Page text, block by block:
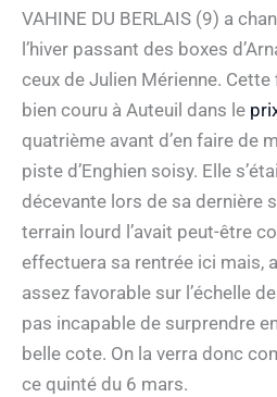
VAHINE DU BERLAIS (9) a
l’hiver passant des boxes
ceux de Julien Mérienne.
bien couru à Auteuil dans le
quatrième avant d’en faire de
piste d’Enghien soisy. Elle
décevante lors de sa dernière
terrain lourd l’avait peut-être
effectuera sa rentrée ici mais,
assez favorable sur l’échelle
pas incapable de surprendre
belle cote. On la verra donc
ce quinté du 6 mars.